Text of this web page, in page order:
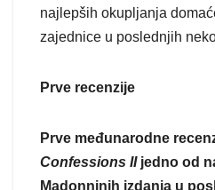
najlepših okupljanja
zajednice u poslednjih
Prve recenzije
Prve međunarodne
Confessions IIjedno od
Madonninih izdanja u